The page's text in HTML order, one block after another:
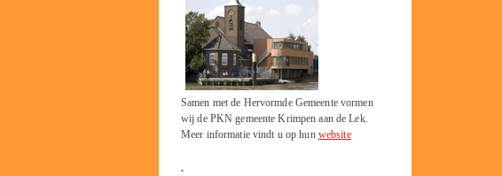
Samen met de Hervormde Gemeente vormen
wij de PKN gemeente Krimpen aan de Lek.
Meer informatie vindt u op hun website
.